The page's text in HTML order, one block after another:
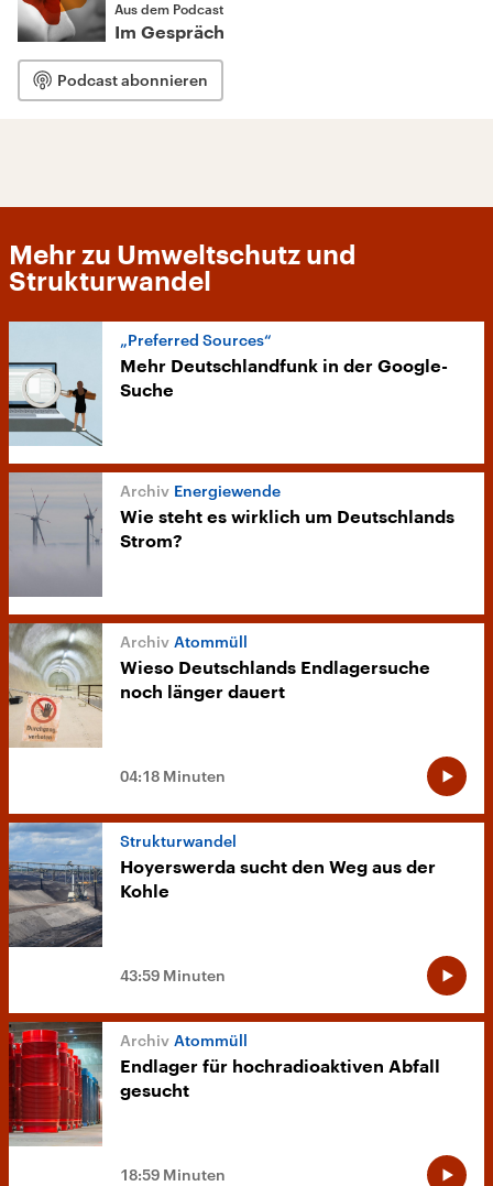
Aus dem Podcast
Im Gespräch
Podcast abonnieren
Mehr zu Umweltschutz und
Strukturwandel
„Preferred Sources“
Mehr Deutschlandfunk in der Google-
Suche
Energiewende
Wie steht es wirklich um Deutschlands
Strom?
Atommüll
Wieso Deutschlands Endlagersuche
noch länger dauert
04:18 Minuten
Strukturwandel
Hoyerswerda sucht den Weg aus der
Kohle
43:59 Minuten
Atommüll
Endlager für hochradioaktiven Abfall
gesucht
18:59 Minuten